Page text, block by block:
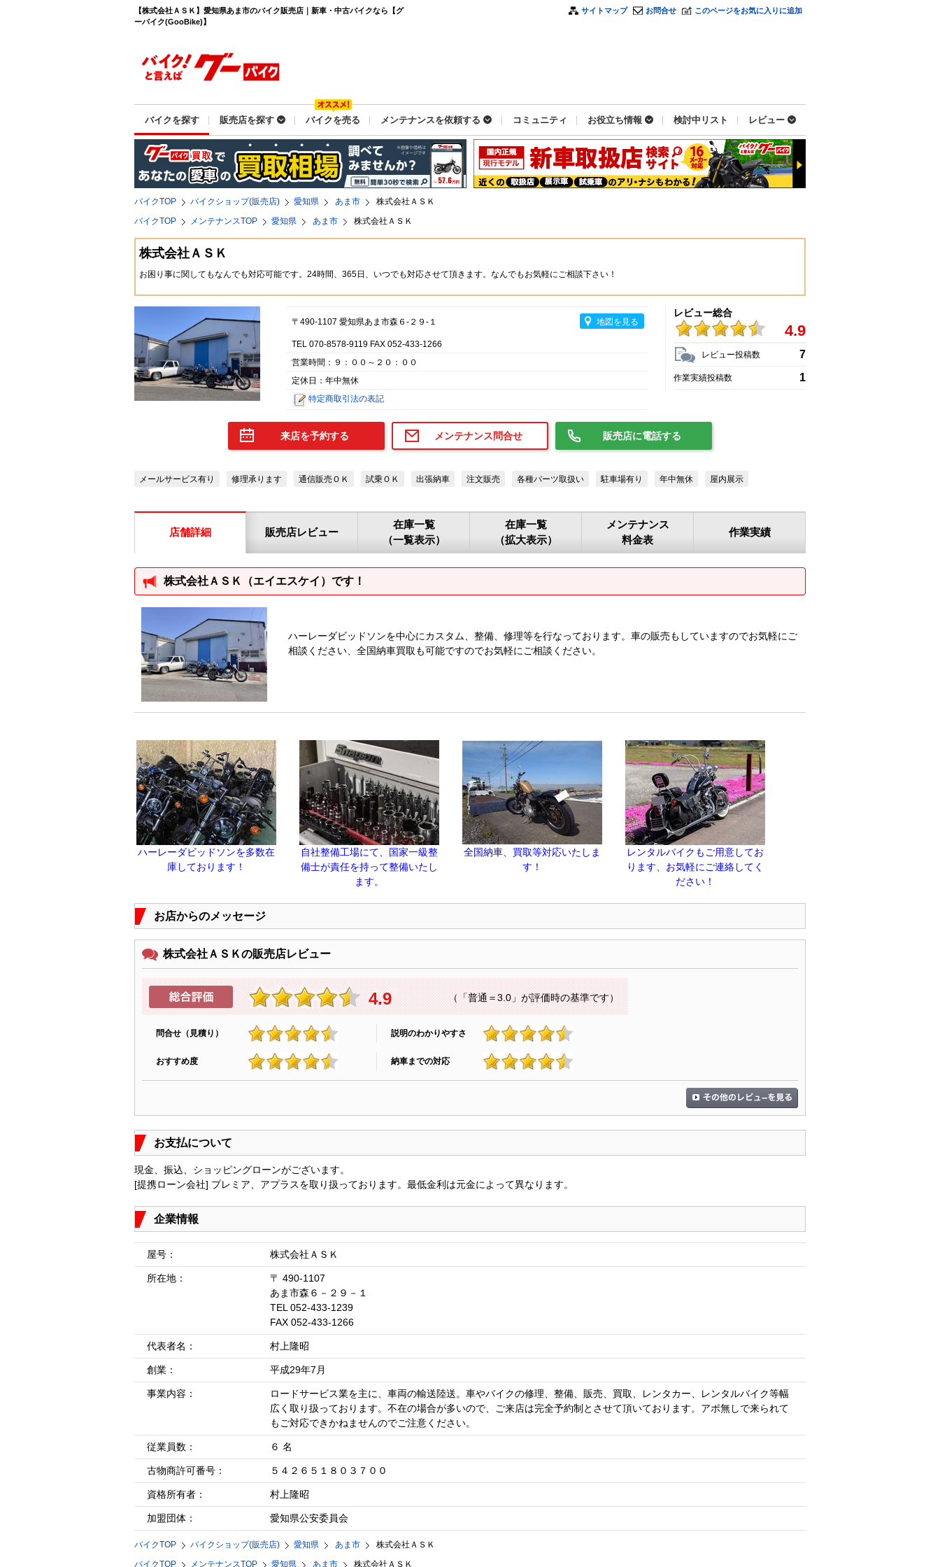
【株式会社ＡＳＫ】愛知県あま市のバイク販売店｜新車・中古バイクなら【グ
ーバイク(GooBike)】
サイトマップ お問合せ このページをお気に入りに追加
バイクを探す 販売店を探す バイクを売る メンテナンスを依頼する コミュニティ お役立ち情報 検討中リスト レビュー
バイクTOP バイクショップ(販売店) 愛知県 あま市
株式会社ＡＳＫ
バイクTOP
メンテナンスTOP 愛知県 あま市 株式会社ＡＳＫ
株式会社ＡＳＫ
お困り事に関してもなんでも対応可能です。24時間、365日、いつでも対応させて頂きます。なんでもお気軽にご相談下さい！
〒490-1107 愛知県あま市森６-２９-１ 地図を見る
TEL 070-8578-9119 FAX 052-433-1266
営業時間：９：００～２０：００
定休日：年中無休
特定商取引法の表記
レビュー総合
4.9
レビュー投稿数 7
作業実績投稿数 1
来店を予約する メンテナンス問合せ 販売店に電話する
メールサービス有り 修理承ります 通信販売ＯＫ 試乗ＯＫ 出張納車 注文販売 各種パーツ取扱い 駐車場有り 年中無休 屋内展示
店舗詳細 販売店レビュー
在庫一覧
（一覧表示）
在庫一覧
（拡大表示）
メンテナンス
料金表
作業実績
株式会社ＡＳＫ（エイエスケイ）です！
ハーレーダビッドソンを中心にカスタム、整備、修理等を行なっております。車の販売もしていますのでお気軽にご
相談ください、全国納車買取も可能ですのでお気軽にご相談ください。
ハーレーダビッドソンを多数在
庫しております！
自社整備工場にて、国家一級整
備士が責任を持って整備いたし
ます。
全国納車、買取等対応いたしま
す！
レンタルバイクもご用意してお
ります、お気軽にご連絡してく
ださい！
お店からのメッセージ
株式会社ＡＳＫの販売店レビュー
4.9 （「普通＝3.0」が評価時の基準です）
問合せ（見積り）
4.9
説明のわかりやすさ
4.9
おすすめ度
4.9
納車までの対応
4.9
お支払について
現金、振込、ショッピングローンがございます。
[提携ローン会社] プレミア、アプラスを取り扱っております。最低金利は元金によって異なります。
企業情報
屋号： 株式会社ＡＳＫ
所在地：
〒 490-1107
あま市森６－２９－１
TEL 052-433-1239
FAX 052-433-1266
代表者名： 村上隆昭
創業： 平成29年7月
事業内容：
ロードサービス業を主に、車両の輸送陸送。車やバイクの修理、整備、販売、買取、レンタカー、レンタルバイク等幅
広く取り扱っております。不在の場合が多いので、ご来店は完全予約制とさせて頂いております。アポ無しで来られて
もご対応できかねませんのでご注意ください。
従業員数： ６ 名
古物商許可番号： ５４２６５１８０３７００
資格所有者： 村上隆昭
加盟団体： 愛知県公安委員会
バイクTOP バイクショップ(販売店) 愛知県 あま市
株式会社ＡＳＫ
バイクTOP
メンテナンスTOP 愛知県 あま市 株式会社ＡＳＫ